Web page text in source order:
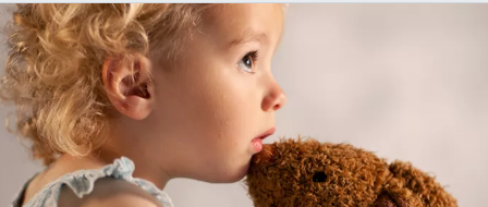
ben
je
naar
op
zoek?